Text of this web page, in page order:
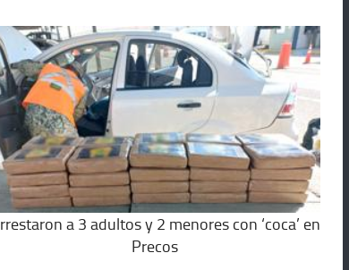
a 3 adultos y 2 menores con ‘coca’ en
Precos